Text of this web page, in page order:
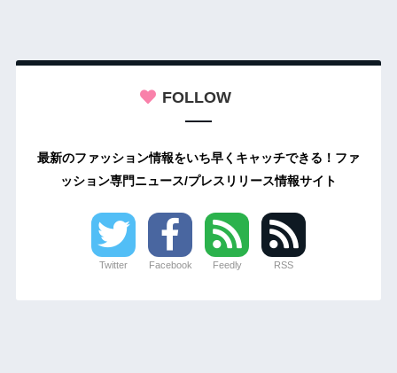
FOLLOW
最新のファッション情報をいち早くキャッチできる！ファ
ッション専門ニュース/プレスリリース情報サイト
Twitter Facebook Feedly RSS